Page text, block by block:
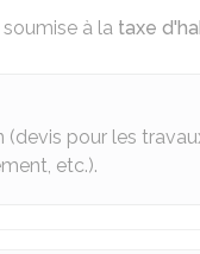
à la taxe
pour les
etc.).